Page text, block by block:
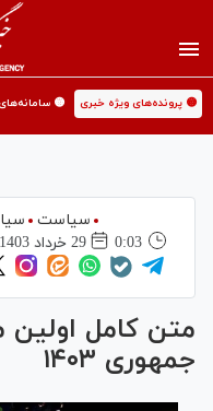
🟡 پرونده‌های ویژه خبری 🟡
سیاست
0:03
29 خرداد 1403
متن کامل اولین
جمهوری ۱۴۰۳